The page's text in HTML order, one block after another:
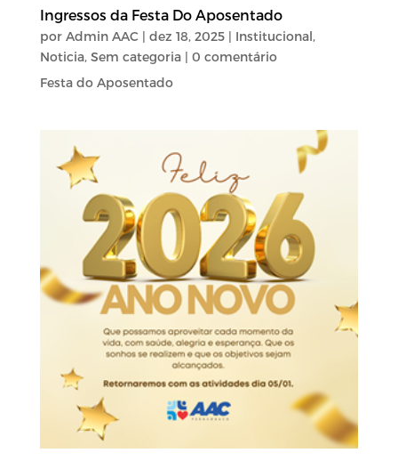
Ingressos da Festa Do Aposentado
por Admin AAC | dez 18, 2025| Institucional,
Noticia, Sem categoria| 0 comentário
Festa do Aposentado